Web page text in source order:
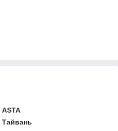
ASTA
Тайвань